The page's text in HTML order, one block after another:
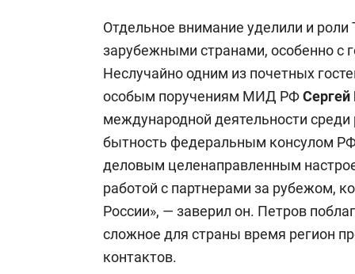
Отдельное внимание уделили и роли
зарубежными странами, особенно с
Неслучайно одним из почетных
особым поручениям МИД РФСергей
международной деятельности
бытность федеральным консулом
деловым целенаправленным
работой с партнерами за рубежом,
России», — заверил он. Петров
сложное для страны время регион
контактов.